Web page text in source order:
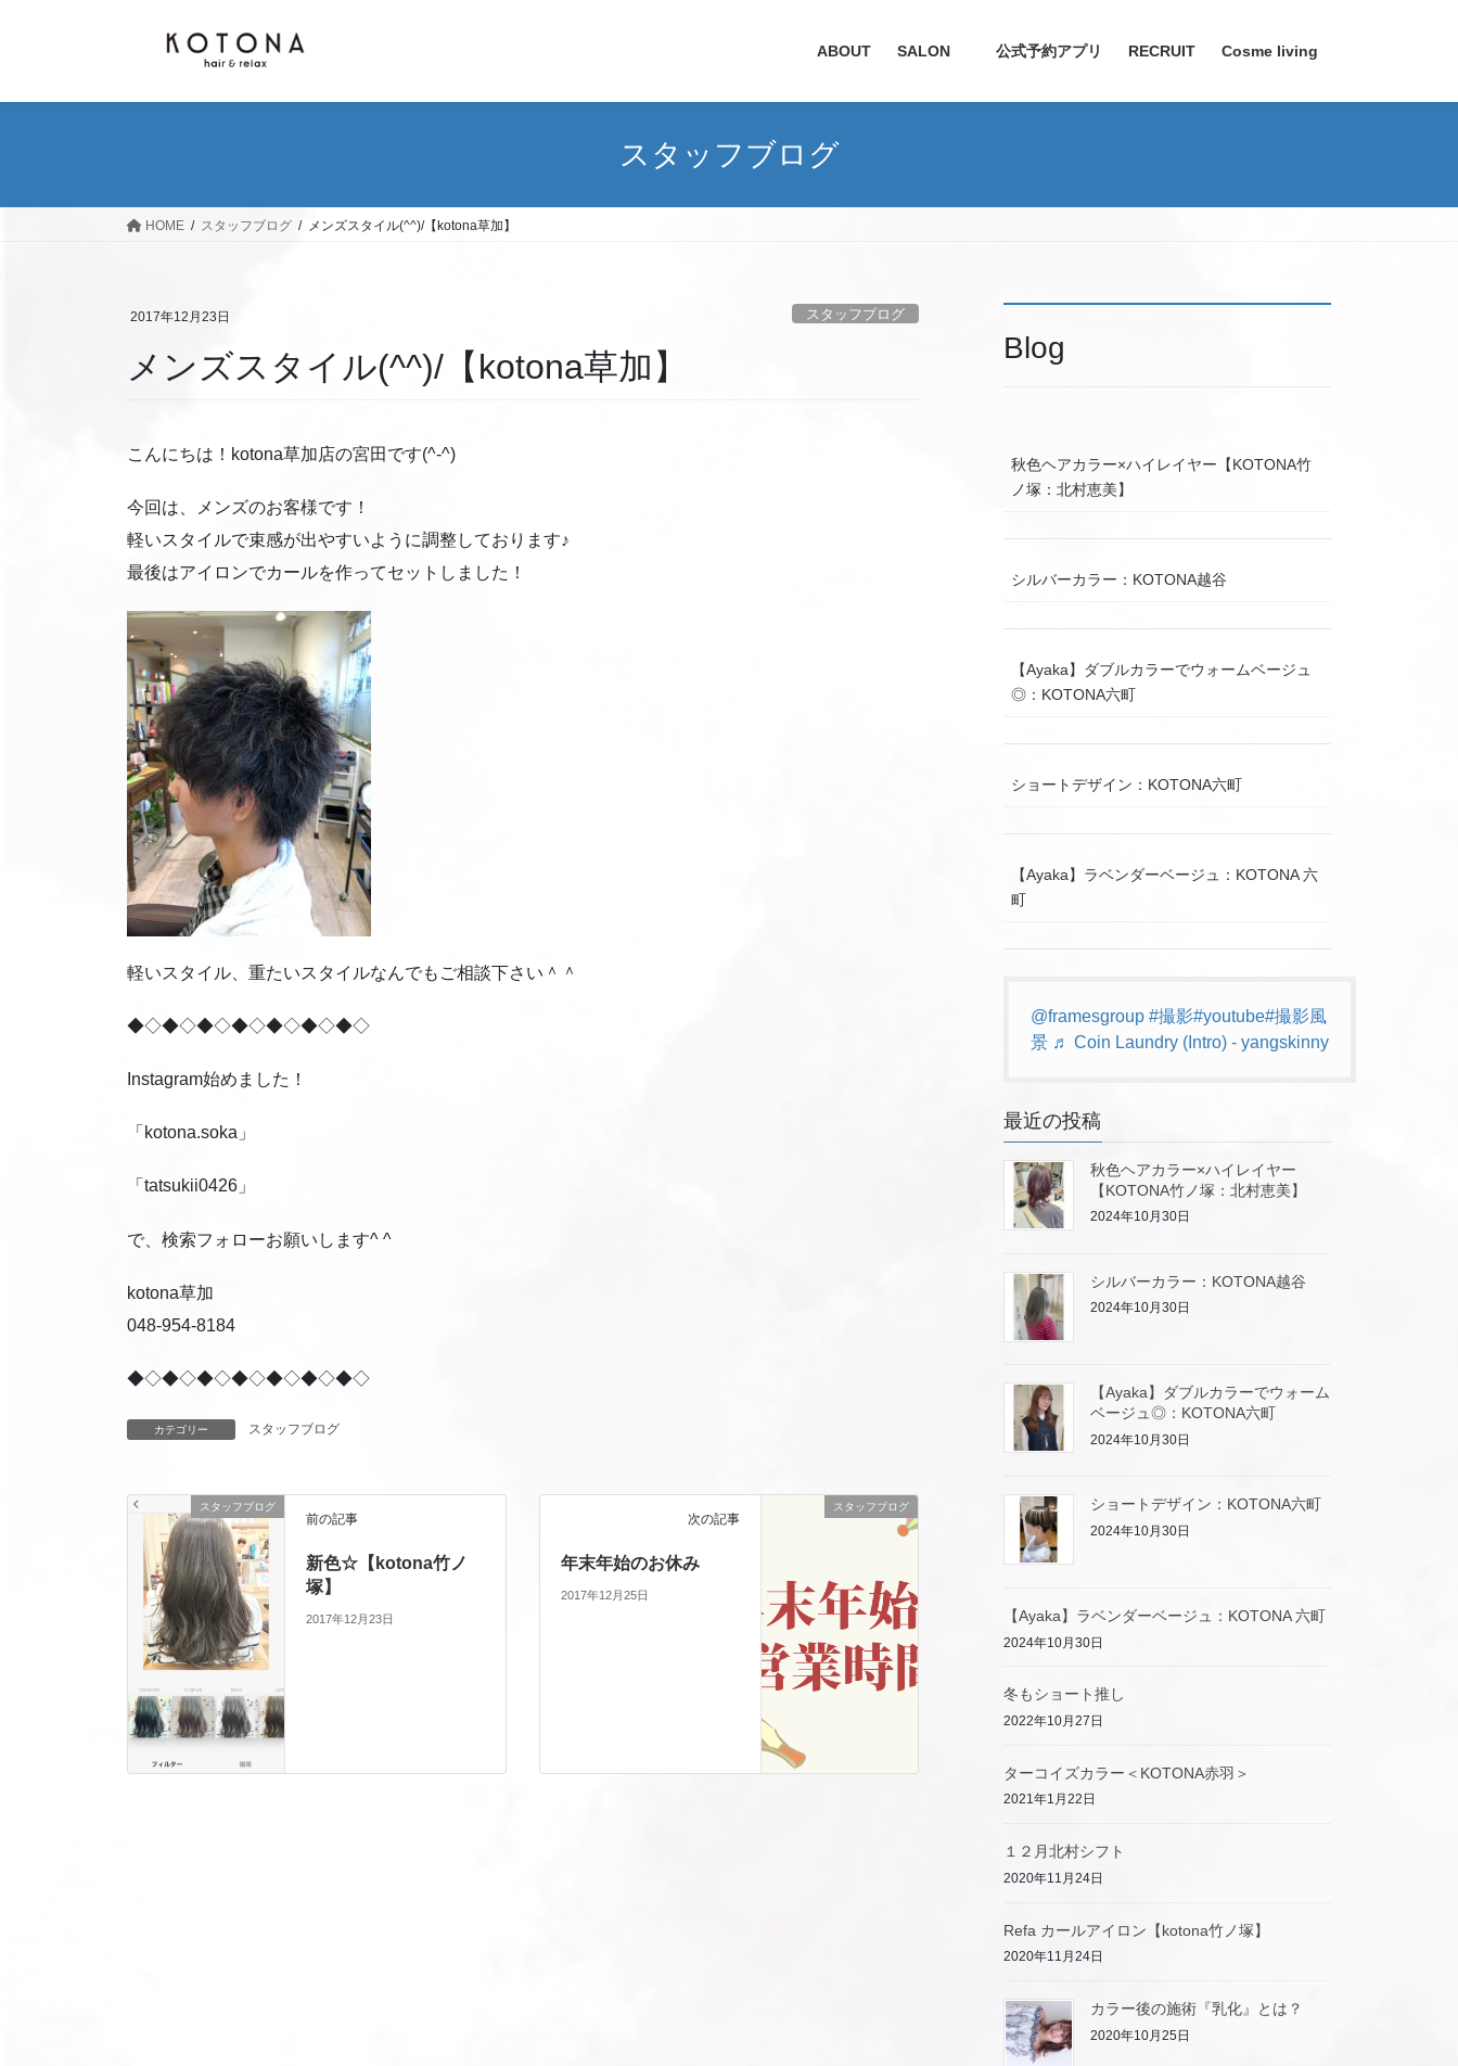
ABOUT SALON 公式予約アプリ RECRUIT Cosme living
スタッフブログ
HOME スタッフブログ メンズスタイル(^^)/【kotona草加】
2017年12月23日 スタッフブログ
メンズスタイル(^^)/【kotona草加】
こんにちは！kotona草加店の宮田です(^-^)
今回は、メンズのお客様です！
軽いスタイルで束感が出やすいように調整しております♪
最後はアイロンでカールを作ってセットしました！
軽いスタイル、重たいスタイルなんでもご相談下さい＾＾
◆◇◆◇◆◇◆◇◆◇◆◇◆◇
Instagram始めました！
「kotona.soka」
「tatsukii0426」
で、検索フォローお願いします^ ^
kotona草加
048-954-8184
◆◇◆◇◆◇◆◇◆◇◆◇◆◇
カテゴリー スタッフブログ
スタッフブログ
前の記事
新色☆【kotona竹ノ
塚】
2017年12月23日
スタッフブログ
次の記事
年末年始のお休み
2017年12月25日
Blog
秋色ヘアカラー×ハイレイヤー【KOTONA竹
ノ塚：北村恵美】
シルバーカラー：KOTONA越谷
【Ayaka】ダブルカラーでウォームベージュ
◎：KOTONA六町
ショートデザイン：KOTONA六町
【Ayaka】ラベンダーベージュ：KOTONA 六
町
@framesgroup #撮影#youtube#撮影風
景 ♬ Coin Laundry (Intro) - yangskinny
最近の投稿
秋色ヘアカラー×ハイレイヤー
【KOTONA竹ノ塚：北村恵美】
2024年10月30日
シルバーカラー：KOTONA越谷
2024年10月30日
【Ayaka】ダブルカラーでウォーム
ベージュ◎：KOTONA六町
2024年10月30日
ショートデザイン：KOTONA六町
2024年10月30日
【Ayaka】ラベンダーベージュ：KOTONA 六町
2024年10月30日
冬もショート推し
2022年10月27日
ターコイズカラー＜KOTONA赤羽＞
2021年1月22日
１２月北村シフト
2020年11月24日
Refa カールアイロン【kotona竹ノ塚】
2020年11月24日
カラー後の施術『乳化』とは？
2020年10月25日